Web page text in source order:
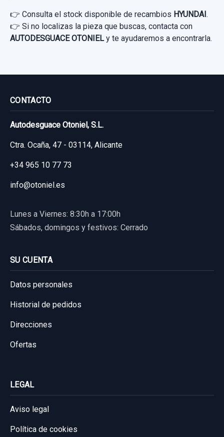
Ref:620887
35,00 €
MANDO LUCES 93310A6100RY REGULADOR
ALTURA LUZ
POTENCIOMETRO PEDAL 32700A6100
POTENCIOMETRO PEDAL 32700A6100
👉 Consulta el stock disponible de recambios HYUNDAI.
👉 Si no localizas la pieza que buscas, contacta con
AUTODESGUACE OTONIELy te ayudaremos a encontrarla.
CONTACTO
Autodesguace Otoniel, S.L.
Ctra. Ocaña, 47 - 03114, Alicante
+34 965 10 77 73
info@otoniel.es
Lunes a Viernes: 8:30h a 17:00h
Sábados, domingos y festivos: Cerrado
SU CUENTA
Datos personales
Historial de pedidos
Direcciones
Ofertas
LEGAL
Aviso legal
Política de cookies